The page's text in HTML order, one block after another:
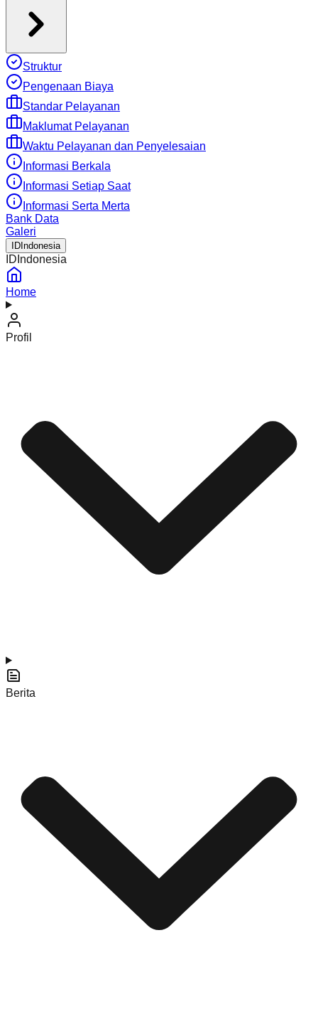
Struktur
Pengenaan Biaya
Standar Pelayanan
Maklumat Pelayanan
Waktu Pelayanan dan Penyelesaian
Informasi Berkala
Informasi Setiap Saat
Informasi Serta Merta
Bank Data
Galeri
ID Indonesia
ID Indonesia
Home
Profil
Berita